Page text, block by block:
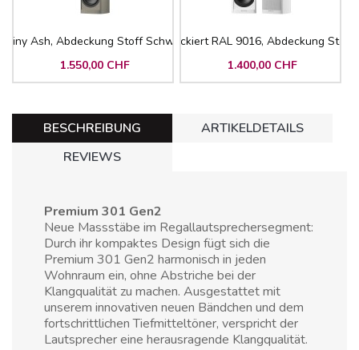
Shiny Ash, Abdeckung Stoff Schwarz
1.550,00 CHF
Weiss lackiert RAL 9016, Abdeckung Stoff
1.400,00 CHF
BESCHREIBUNG
ARTIKELDETAILS
REVIEWS
Premium 301 Gen2
Neue Massstäbe im Regallautsprechersegment:
Durch ihr kompaktes Design fügt sich die
Premium 301 Gen2 harmonisch in jeden
Wohnraum ein, ohne Abstriche bei der
Klangqualität zu machen. Ausgestattet mit
unserem innovativen neuen Bändchen und dem
fortschrittlichen Tiefmitteltöner, verspricht der
Lautsprecher eine herausragende Klangqualität.